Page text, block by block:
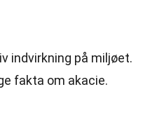
indvirkning på miljøet.
fakta om akacie.